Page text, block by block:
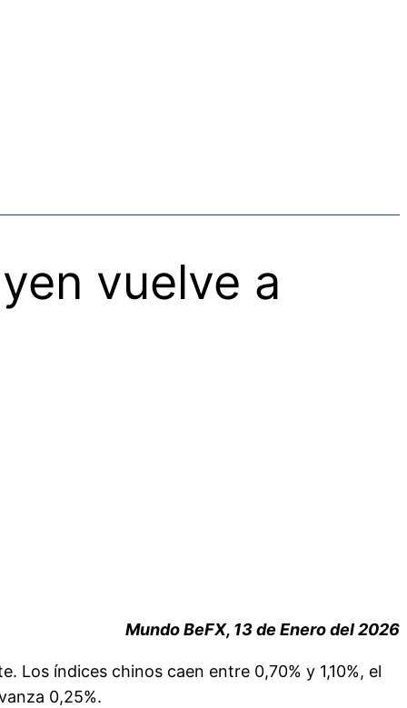
vuelve a
Mundo BeFX, 13 de Enero del 2026
Los índices chinos caen entre 0,70% y 1,10%, el
0,25%.